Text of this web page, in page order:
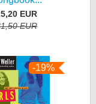
EUR
EUR
-19%